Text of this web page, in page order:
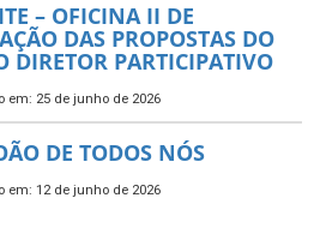
– OFICINA II DE
DAS PROPOSTAS DO
DIRETOR PARTICIPATIVO
em: 25 de junho de 2026
DE TODOS NÓS
em: 12 de junho de 2026